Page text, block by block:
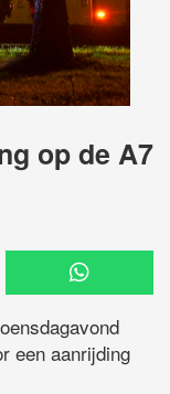
op de A7
een aanrijding